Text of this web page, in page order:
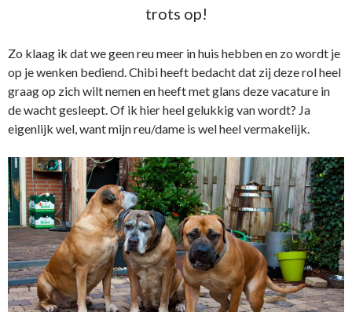
trots op!
Zo klaag ik dat we geen reu meer in huis hebben en zo wordt je
op je wenken bediend. Chibi heeft bedacht dat zij deze rol heel
graag op zich wilt nemen en heeft met glans deze vacature in
de wacht gesleept. Of ik hier heel gelukkig van wordt? Ja
eigenlijk wel, want mijn reu/dame is wel heel vermakelijk.